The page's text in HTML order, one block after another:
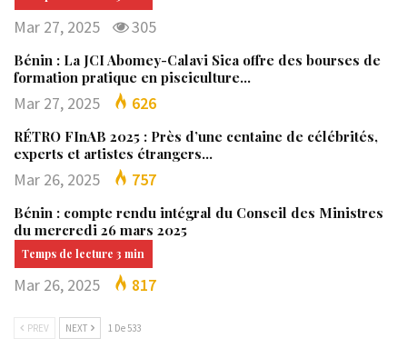
Mar 27, 2025 305
Bénin : La JCI Abomey-Calavi Sica offre des bourses de
formation pratique en pisciculture…
Mar 27, 2025 626
RÉTRO FInAB 2025 : Près d’une centaine de célébrités,
experts et artistes étrangers…
Mar 26, 2025 757
Bénin : compte rendu intégral du Conseil des Ministres
du mercredi 26 mars 2025
Mar 26, 2025 817
PREV NEXT 1 De 533